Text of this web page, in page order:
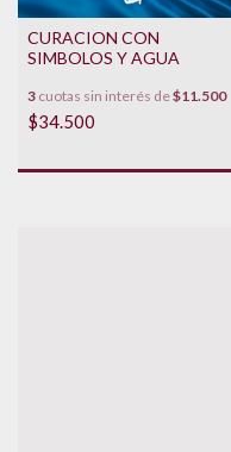
CURACION CON
SIMBOLOS Y AGUA
3 cuotas sin interés de$11.500
$34.500